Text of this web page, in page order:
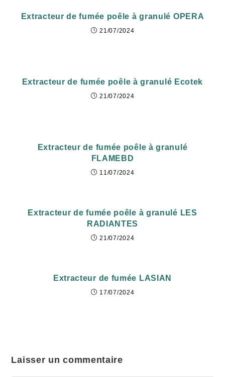
Extracteur de fumée poêle à granulé OPERA
21/07/2024
Extracteur de fumée poêle à granulé Ecotek
21/07/2024
Extracteur de fumée poêle à granulé
FLAMEBD
11/07/2024
Extracteur de fumée poêle à granulé LES
RADIANTES
21/07/2024
Extracteur de fumée LASIAN
17/07/2024
Laisser un commentaire